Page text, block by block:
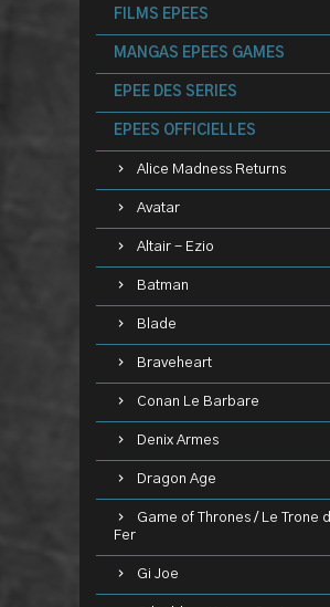
FILMS EPEES
MANGAS EPEES GAMES
EPEE DES SERIES
EPEES OFFICIELLES
Alice Madness Returns
Avatar
Altair - Ezio
Batman
Blade
Braveheart
Conan Le Barbare
Denix Armes
Dragon Age
Game of Thrones / Le Trone
Fer
Gi Joe